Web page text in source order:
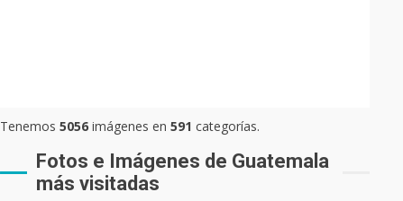
Tenemos5056 imágenes en591 categorías.
Fotos e Imágenes de Guatemala
más visitadas